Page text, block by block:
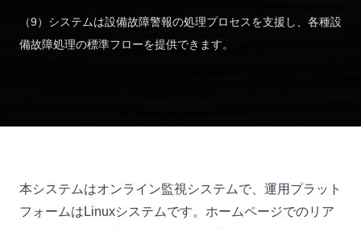
（9）システムは設備故障警報の処理プロセスを支援し、各種設
備故障処理の標準フローを提供できます。
本システムはオンライン監視システムで、運用プラット
フォームはLinuxシステムです。ホームページでのリア